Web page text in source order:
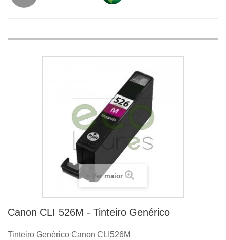
Ver maior
Canon CLI 526M - Tinteiro Genérico
Tinteiro Genérico Canon CLI526M